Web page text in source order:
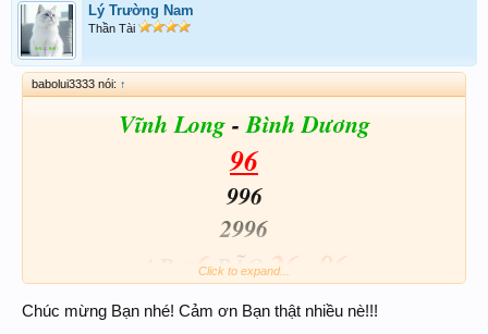
Lý Trường Nam
Thần Tài
babolui3333 nói: ↑
Vĩnh Long-Bình Dương
96
996
2996
x6BÃO26- 96
Click to expand...
Chúc mừng Bạn nhé! Cảm ơn Bạn thật nhiều nè!!!